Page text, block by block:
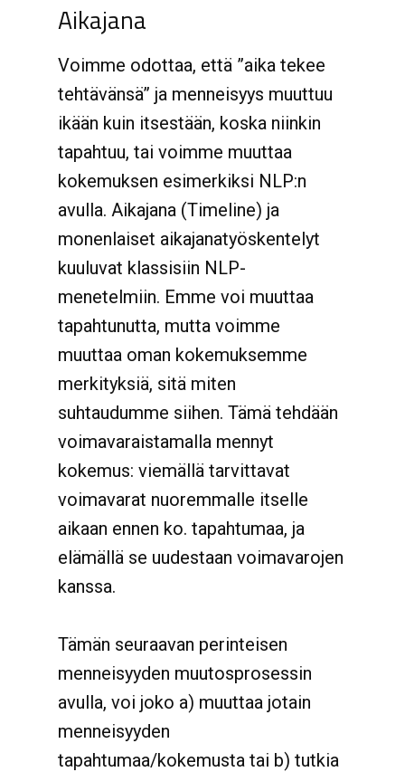
Aikajana
Voimme odottaa, että ”aika tekee
tehtävänsä” ja menneisyys muuttuu
ikään kuin itsestään, koska niinkin
tapahtuu, tai voimme muuttaa
kokemuksen esimerkiksi NLP:n
avulla. Aikajana (Timeline) ja
monenlaiset aikajanatyöskentelyt
kuuluvat klassisiin NLP-
menetelmiin. Emme voi muuttaa
tapahtunutta, mutta voimme
muuttaa oman kokemuksemme
merkityksiä, sitä miten
suhtaudumme siihen. Tämä tehdään
voimavaraistamalla mennyt
kokemus: viemällä tarvittavat
voimavarat nuoremmalle itselle
aikaan ennen ko. tapahtumaa, ja
elämällä se uudestaan voimavarojen
kanssa.
Tämän seuraavan perinteisen
menneisyyden muutosprosessin
avulla, voi joko a) muuttaa jotain
menneisyyden
tapahtumaa/kokemusta tai b) tutkia